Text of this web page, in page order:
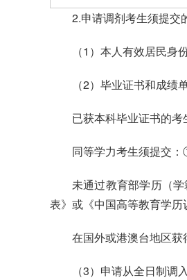
2.申请调剂考生须提交
（1）本人有效居民身
（2）毕业证书和成绩
已获本科毕业证书的
同等学力考生须提交
未通过教育部学历（
表》或《中国高等教育学历
在国外或港澳台地区获
（3）申请从全日制调